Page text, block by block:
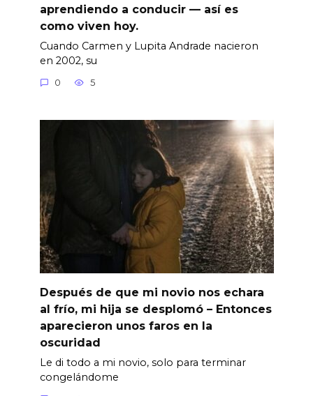
aprendiendo a conducir — así es
como viven hoy.
Cuando Carmen y Lupita Andrade nacieron
en 2002, su
0 5
Después de que mi novio nos echara
al frío, mi hija se desplomó – Entonces
aparecieron unos faros en la
oscuridad
Le di todo a mi novio, solo para terminar
congelándome